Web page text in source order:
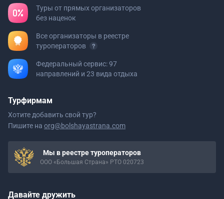
Туры от прямых организаторов
без наценок
Все организаторы в реестре
туроператоров
Федеральный сервис: 97
направлений и 23 вида отдыха
Турфирмам
Хотите добавить свой тур?
Пишите на org@bolshayastrana.com
Мы в реестре туроператоров
ООО «Большая Страна» РТО 020723
Давайте дружить